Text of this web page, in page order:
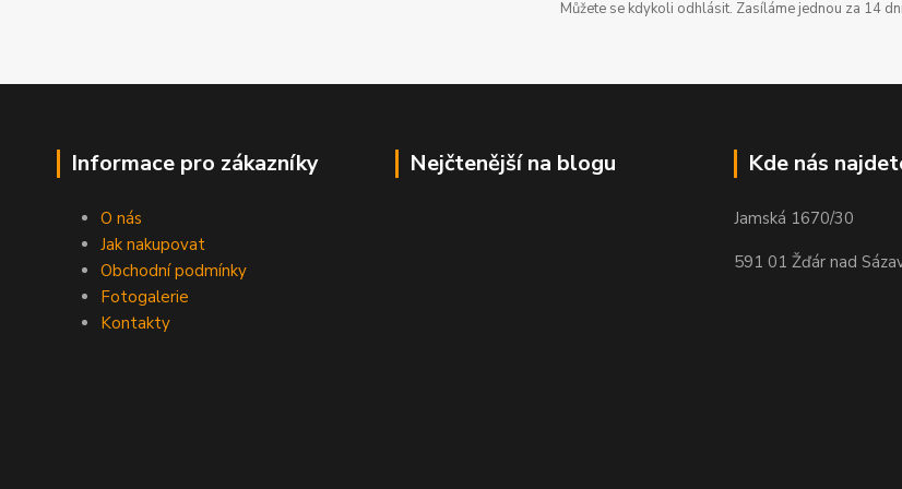
Můžete se kdykoli odhlásit. Zasíláme jednou za 14
Informace pro zákazníky
O nás
Jak nakupovat
Obchodní podmínky
Fotogalerie
Kontakty
Nejčtenější na blogu Kde nás
Jamská 1670/30
591 01 Žďár nad